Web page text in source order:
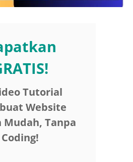
Tutorial
Website
Mudah, Tanpa
Coding!